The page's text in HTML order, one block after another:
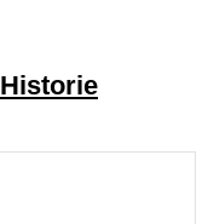
Historie